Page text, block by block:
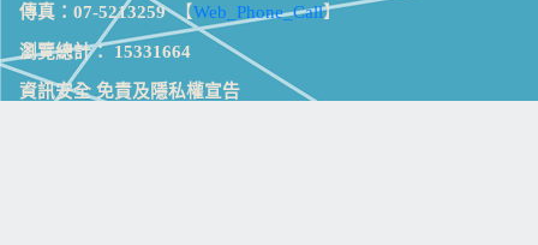
傳真：07-5213259【Web_Phone_Call】
瀏覽總計： 15331664
資訊安全 免責及隱私權宣告